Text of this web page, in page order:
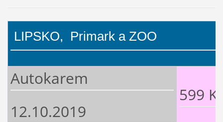
LIPSKO, Primark a ZOO
Autokarem
12.10.2019
599